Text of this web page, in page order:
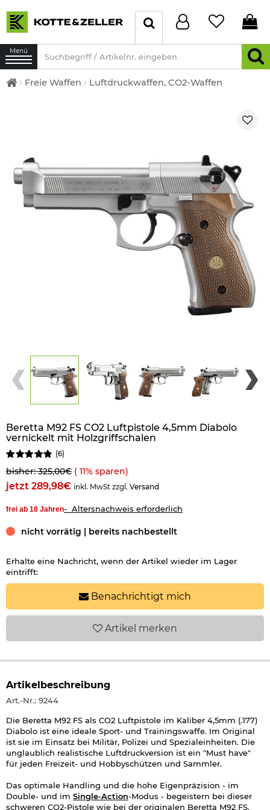
Menü
Freie Waffen Luftdruckwaffen, CO2-Waffen
Beretta M92 FS CO2 Luftpistole 4,5mm Diabolo
vernickelt mit Holzgriffschalen
(6)
bisher: 325,00€ ( 11% sparen)
jetzt 289,98€ inkl. MwSt zzgl. Versand
frei ab 18 Jahren- Altersnachweis erforderlich
nicht vorrätig | bereits nachbestellt
Erhalte eine Nachricht, wenn der Artikel wieder im Lager
eintrifft:
Benachrichtigt mich
Artikel merken
Artikelbeschreibung
Art.-Nr.: 9244
Die Beretta M92 FS als CO2 Luftpistole im Kaliber 4,5mm (.177)
Diabolo ist eine ideale Sport- und Trainingswaffe. Im Original
ist sie im Einsatz bei Militär, Polizei und Spezialeinheiten. Die
unglaublich realistische Luftdruckversion ist ein "Must have"
für jeden Freizeit- und Hobbyschützen und Sammler.
Das optimale Handling und die hohe Eigenpräzision - im
Double- und im Single-Action-Modus - begeistern bei dieser
schweren CO2-Pistole wie bei der originalen Beretta M92 FS.